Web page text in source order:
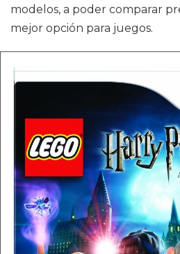
modelos, a poder comparar
mejor opción para juegos.